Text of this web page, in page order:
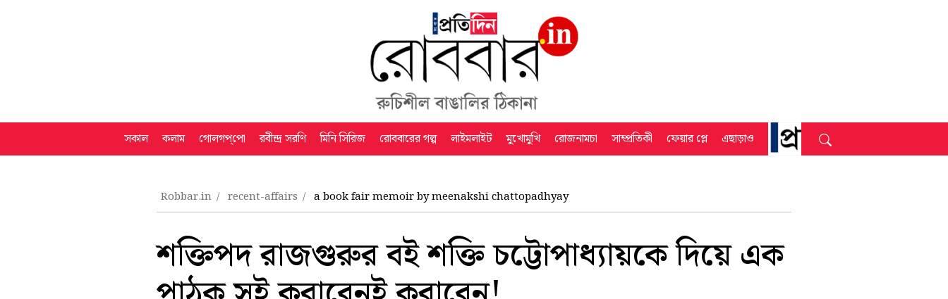
সকাল কলাম গোলগপ্‌পো রবীন্দ্র সরণি মিনি সিরিজ রোববারের গল্প লাইমলাইট মুখোমুখি রোজনামচা সাম্প্রতিকী ফেয়ার প্লে এছাড়াও
Robbar.in recent-affairs a book fair memoir by meenakshi chattopadhyay
শক্তিপদ রাজগুরুর বই শক্তি চট্টোপাধ্যায়কে দিয়ে এক